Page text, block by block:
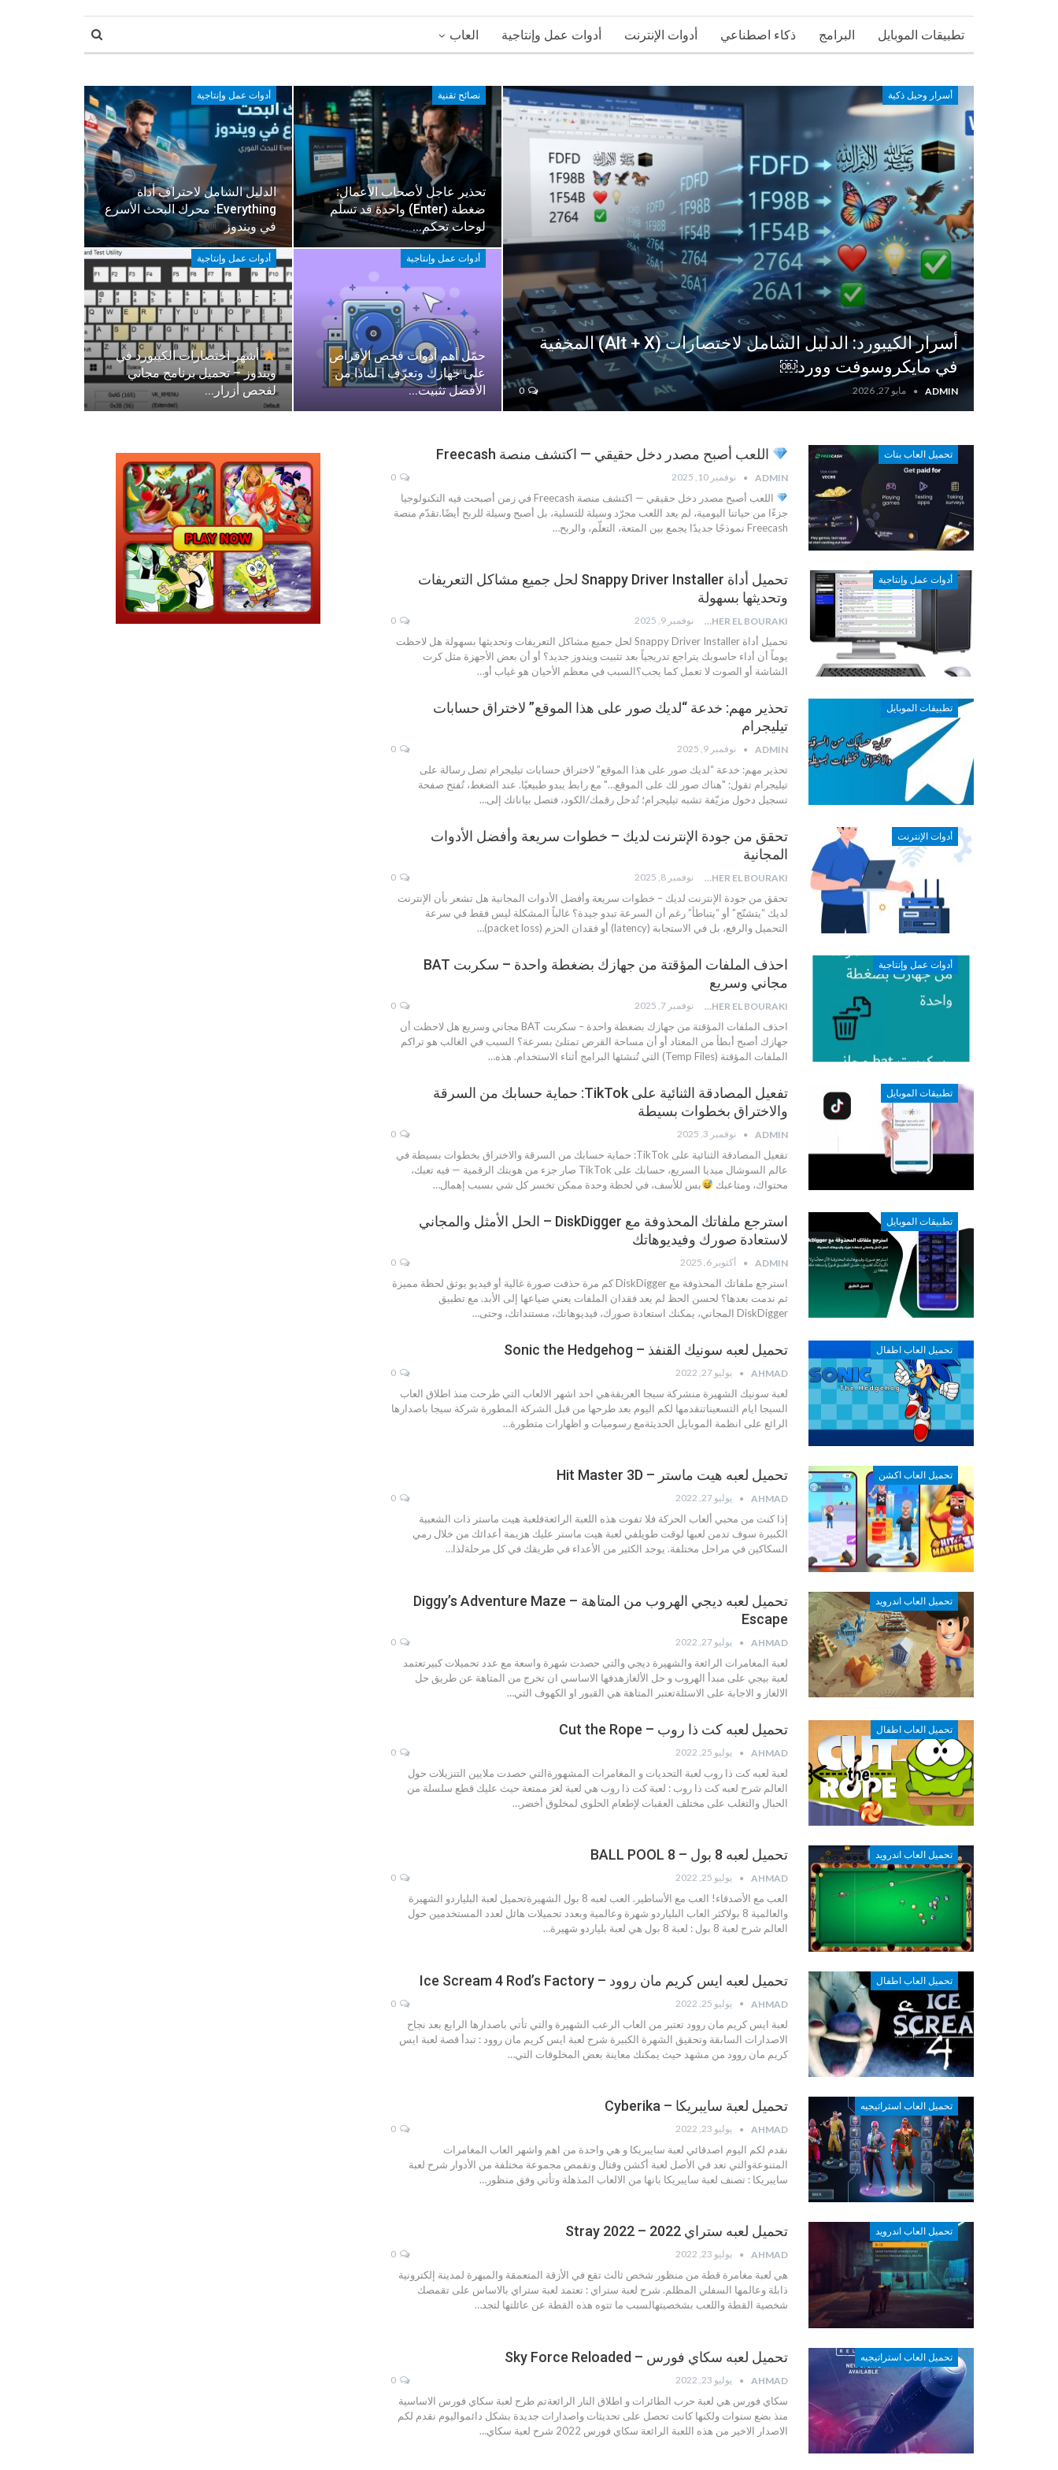
تطبيقات الموبايل البرامج ذكاء اصطناعي أدوات الإنترنت أدوات عمل وإنتاجية العاب
أسرار وحيل ذكية
أسرار الكيبورد: الدليل الشامل لاختصارات (Alt + X) المخفية
في مايكروسوفت وورد￼
ADMIN مايو 27, 2026
نصائح تقنية
تحذير عاجل لأصحاب الأعمال:
ضغطة (Enter) واحدة قد تسلِّم
لوحات تحكم…
أدوات عمل وإنتاجية
الدليل الشامل لاحتراف أداة
Everything: محرك البحث الأسرع
في ويندوز
أدوات عمل وإنتاجية
حمّل أهم أدوات فحص الأقراص
على جهازك وتعرّف | لماذا من
الأفضل تثبيت…
أدوات عمل وإنتاجية
أشهر اختصارات الكيبورد في
ويندوز – تحميل برنامج مجاني
لفحص أزرار…
تحميل العاب بنات اللعب أصبح مصدر دخل حقيقي — اكتشف منصة Freecash
ADMIN نوفمبر 10, 2025 0
اللعب أصبح مصدر دخل حقيقي — اكتشف منصة Freecash
في زمن أصبحت فيه التكنولوجيا
جزءًا من حياتنا اليومية، لم يعد اللعب مجرّد وسيلة للتسلية، بل أصبح وسيلة للربح أيضًا.تقدّم منصة
Freecash نموذجًا جديدًا يجمع بين المتعة، التعلّم، والربح
…
أدوات عمل وإنتاجية
تحميل أداة Snappy Driver Installer لحل جميع مشاكل التعريفات
وتحديثها بسهولة
TAHER EL BOURAKI نوفمبر 9, 2025 0
تحميل أداة Snappy Driver Installer لحل جميع مشاكل التعريفات وتحديثها بسهولة
هل لاحظت
يوماً أن أداء حاسوبك يتراجع تدريجياً بعد تثبيت ويندوز جديد؟ أو أن بعض الأجهزة مثل كرت
الشاشة أو الصوت لا تعمل كما يجب؟السبب في معظم الأحيان هو غياب أو…
تطبيقات الموبايل
تحذير مهم: خدعة “لديك صور على هذا الموقع” لاختراق حسابات
تيليجرام
ADMIN نوفمبر 9, 2025 0
تحذير مهم: خدعة “لديك صور على هذا الموقع” لاختراق حسابات تيليجرام تصل رسالة على
تيليجرام تقول: "هناك صور لك على الموقع…" مع رابط يبدو طبيعيًا. عند الضغط، تُفتح صفحة
تسجيل دخول مزيّفة تشبه تيليجرام؛ تُدخل رقمك/الكود، فتصل بياناتك إلى…
أدوات الإنترنت
تحقق من جودة الإنترنت لديك – خطوات سريعة وأفضل الأدوات
المجانية
TAHER EL BOURAKI نوفمبر 8, 2025 0
تحقق من جودة الإنترنت لديك – خطوات سريعة وأفضل الأدوات المجانية هل تشعر بأن الإنترنت
لديك “يتشنّج” أو “يتباطأ” رغم أن السرعة تبدو جيدة؟ غالباً المشكلة ليس فقط في سرعة
التحميل والرفع، بل في الاستجابة (latency) أو فقدان الحزم (packet loss)
…
أدوات عمل وإنتاجية
احذف الملفات المؤقتة من جهازك بضغطة واحدة – سكربت BAT
مجاني وسريع
TAHER EL BOURAKI نوفمبر 7, 2025 0
احذف الملفات المؤقتة من جهازك بضغطة واحدة – سكربت BAT مجاني وسريع
هل لاحظت أن
جهازك أصبح أبطأ من المعتاد أو أن مساحة القرص تمتلئ بسرعة؟ السبب في الغالب هو تراكم
الملفات المؤقتة (Temp Files) التي تُنشئها البرامج أثناء الاستخدام. هذه
…
تطبيقات الموبايل
تفعيل المصادقة الثنائية على TikTok: حماية حسابك من السرقة
والاختراق بخطوات بسيطة
ADMIN نوفمبر 3, 2025 0
تفعيل المصادقة الثنائية على TikTok: حماية حسابك من السرقة والاختراق بخطوات بسيطة
في
عالم السوشال ميديا السريع، حسابك على TikTok صار جزء من هويتك الرقمية — فيه تعبك،
محتواك، ومتاعبك
بس للأسف، في لحظة وحدة ممكن تخسر كل شي بسبب إهمال…
تطبيقات الموبايل
استرجع ملفاتك المحذوفة مع DiskDigger – الحل الأمثل والمجاني
لاستعادة صورك وفيديوهاتك
ADMIN أكتوبر 6, 2025 0
استرجع ملفاتك المحذوفة مع DiskDigger
كم مرة حذفت صورة غالية أو فيديو يوثق لحظة مميزة
ثم ندمت بعدها؟ لحسن الحظ لم يعد فقدان الملفات يعني ضياعها إلى الأبد. مع تطبيق
DiskDigger المجاني، يمكنك استعادة صورك، فيديوهاتك، مستنداتك، وحتى
…
تحميل العاب اطفال تحميل لعبه سونيك القنفذ – Sonic the Hedgehog
AHMAD يوليو 27, 2022 0
لعبة سونيك الشهيرة منشركة سيجا العريقةهي احد اشهر الالعاب التي طرحت منذ اطلاق العاب
السيجا ايام التسعيناتنقدمها لكم اليوم بعد طرحها من قبل الشركة المطورة شركة سيجا باصدارها
الرائع على انظمة الموبايل الحديثةمع رسوميات و اظهارات متطورة…
تحميل العاب اكشن تحميل لعبه هيت ماستر – Hit Master 3D
AHMAD يوليو 27, 2022 0
إذا كنت من محبي ألعاب الحركة فلا تفوت هذه اللعبة الرائعةفلعبة هيت ماستر ذات الشعبية
الكبيرة سوف تدمن لعبها لوقت طويلفي لعبة هيت ماستر عليك هزيمة أعدائك من خلال رمي
السكاكين في مراحل مختلفة. يوجد الكثير من الأعداء في طريقك في كل مرحلةلذا…
تحميل العاب اندرويد
تحميل لعبه ديجي الهروب من المتاهة – Diggy’s Adventure Maze
Escape
AHMAD يوليو 27, 2022 0
لعبة المغامرات الرائعة والشهيرة ديجي والتي حصدت شهرة واسعة مع عدد تحميلات كبيرتعتمد
لعبة بيجي على مبدأ الهروب و حل الألغازهدفها الاساسي ان تخرج من المتاهة عن طريق حل
الالغاز و الاجابة على الاسئلةتعتبر المتاهة هي القبور او الكهوف التي…
تحميل العاب اطفال تحميل لعبه كت ذا روب – Cut the Rope
AHMAD يوليو 25, 2022 0
لعبة لعبه كت ذا روب لعبة التحديات و المغامرات المشهورةالتي حصدت ملايين التنزيلات حول
العالم شرح لعبه كت ذا روب : لعبة كت ذا روب هي لعبة لغز ممتعة حيث عليك قطع سلسلة من
الحبال والتغلب على مختلف العقبات لإطعام الحلوى لمخلوق أخضر …
تحميل العاب اندرويد تحميل لعبه 8 بول – 8 BALL POOL
AHMAD يوليو 25, 2022 0
العب مع الأصدقاء! العب مع الأساطير. العب لعبه 8 بول الشهيرةتحميل لعبة البلياردو الشهيرة
والعالمية 8 بولاكثر العاب البلياردو شهرة وعالمية وبعدد تحميلات هائل لعدد المستخدمين حول
العالم شرح لعبة 8 بول : لعبة 8 بول هي لعبة بلياردو شهيرة …
تحميل العاب اطفال تحميل لعبه ايس كريم مان روود – Ice Scream 4 Rod’s Factory
AHMAD يوليو 25, 2022 0
لعبة ايس كريم مان روود تعتبر من العاب الرعب الشهيرة والتي تأتي باصدارها الرابع بعد نجاح
الاصدارات السابقة وتحقيق الشهرة الكبيرة شرح لعبة ايس كريم مان روود : تبدأ قصة لعبة ايس
كريم مان روود من مشهد حيث يمكنك معاينة بعض المخلوقات التي…
تحميل العاب استراتيجيه تحميل لعبة سايبريكا – Cyberika
AHMAD يوليو 23, 2022 0
نقدم لكم اليوم اصدقائي لعبة سايبريكا و هي واحدة من اهم واشهر العاب المغامرات
المتنوعةوالتي تعد في الأصل لعبة أكشن وقتال وتقمص مجموعة مختلفة من الأدوار شرح لعبة
سايبريكا : تصنف لعبة سايبريكا بانها من الالعاب المذهلة وتأتي وفق منظور …
تحميل العاب اندرويد تحميل لعبه ستراي 2022 – 2022 Stray
AHMAD يوليو 23, 2022 0
هي لعبة مغامرة قطة من منظور شخص ثالث تقع في الأزقة المتعمقة والمبهرة لمدينة إلكترونية
ذابلة وعالمها السفلي المظلم. شرح لعبة ستراي : تعتمد لعبة ستراي بالاساس على تقمصك
شخصية القطة واللعب بشخصيتهالسبب ما تتوه هذه القطة عن عائلتها لتجد…
تحميل العاب استراتيجيه تحميل لعبه سكاي فورس – Sky Force Reloaded
AHMAD يوليو 23, 2022 0
سكاي فورس هي لعبة حرب الطائرات و اطلاق النار الرائعةتم طرح لعبة سكاي فورس الاساسية
منذ بضع سنوات ولكنها كانت تحصل على تحديثات واصدارات جديدة بشكل دائمواليوم نقدم لكم
الاصدار الاخير من هذه اللعبة الرائعة سكاي فورس 2022
شرح لعبة سكاي…